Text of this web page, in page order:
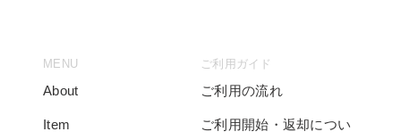
MENU
About
Item
ご利用ガイド
ご利用の流れ
ご利用開始・返却につい